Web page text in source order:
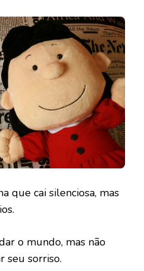
que cai silenciosa, mas
o mundo, mas não
seu sorriso.